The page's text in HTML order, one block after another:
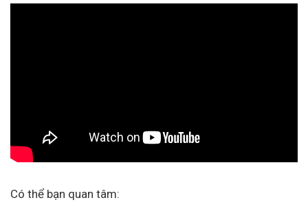
Có thể bạn quan tâm: